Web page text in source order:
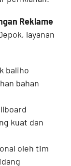
Reklame
layanan
baliho
bahan
kuat dan
oleh tim